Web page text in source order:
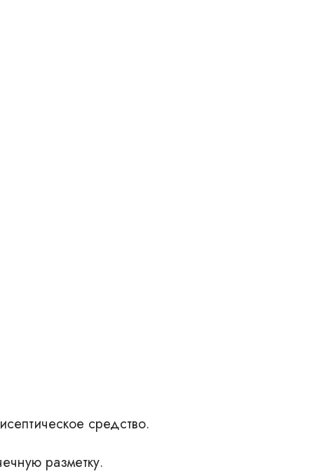
средство.
разметку.